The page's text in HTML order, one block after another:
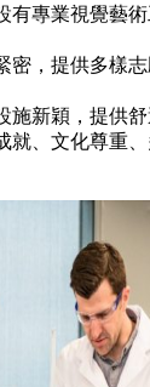
有專業視覺藝
密，提供多樣
施新穎，提供
就、文化尊重